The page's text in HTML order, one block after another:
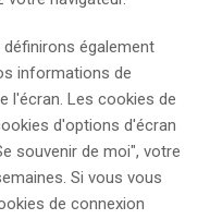
également
informations de
l'écran. Les cookies de
d'options d'écran
souvenir de moi", votre
Si vous vous
de connexion